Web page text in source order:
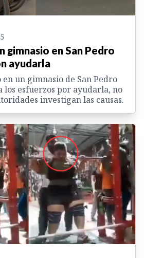
gimnasio en San Pedro
ayudarla
un gimnasio de San Pedro
los esfuerzos por ayudarla, no
investigan las causas.